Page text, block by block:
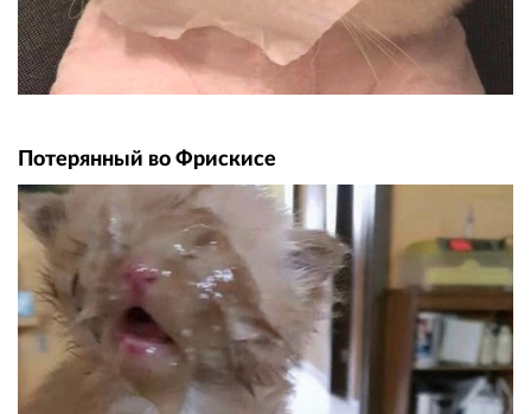
Потерянный во Фрискисе